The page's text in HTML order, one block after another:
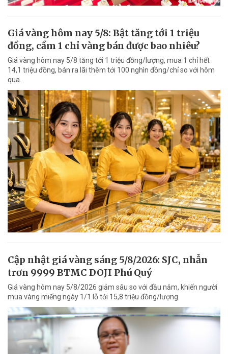
Giá vàng hôm nay 5/8: Bật tăng tới 1 triệu
đồng, cầm 1 chỉ vàng bán được bao nhiêu?
Giá vàng hôm nay 5/8 tăng tới 1 triệu đồng/lượng, mua 1 chỉ hết
14,1 triệu đồng, bán ra lãi thêm tới 100 nghìn đồng/chỉ so với hôm
qua.
Cập nhật giá vàng sáng 5/8/2026: SJC, nhẫn
trơn 9999 BTMC DOJI Phú Quý
Giá vàng hôm nay 5/8/2026 giảm sâu so với đầu năm, khiến người
mua vàng miếng ngày 1/1 lỗ tới 15,8 triệu đồng/lượng.